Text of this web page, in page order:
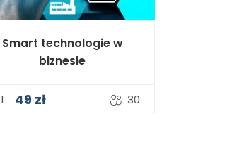
Smart technologie w
biznesie
1 30
49 zł